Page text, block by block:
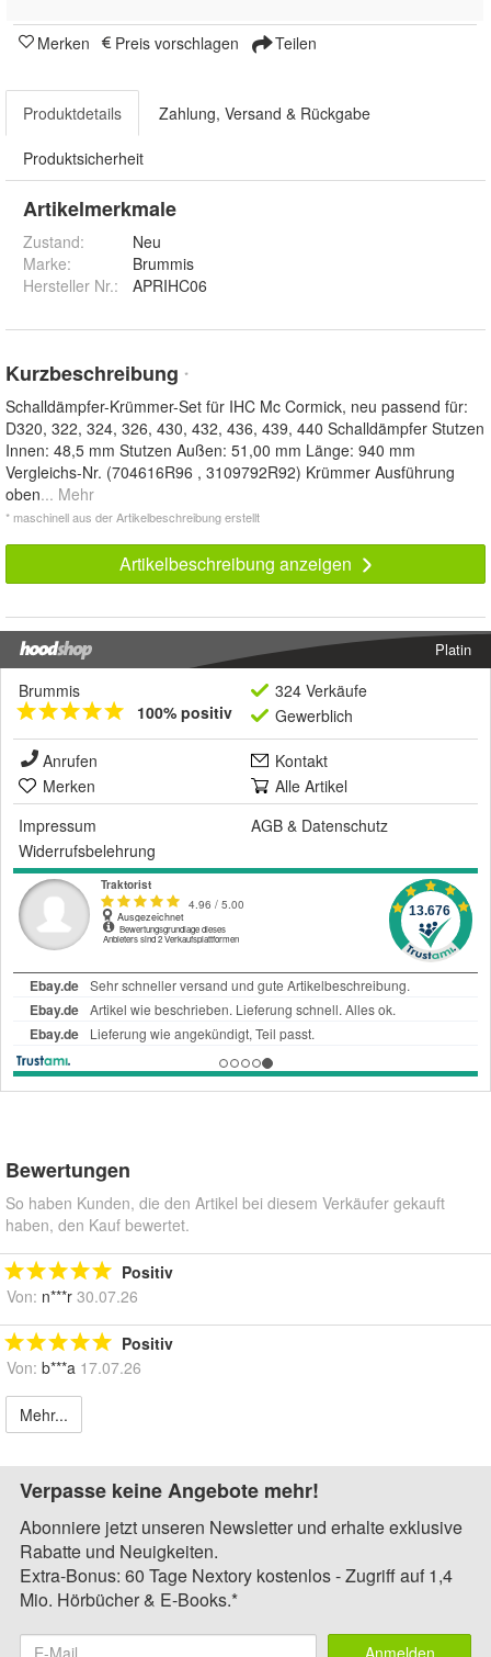
Merken Preis vorschlagen Teilen
Produktdetails Zahlung, Versand & Rückgabe
Produktsicherheit
Artikelmerkmale
Zustand:
Neu
Marke:
Brummis
Hersteller Nr.:
APRIHC06
Kurzbeschreibung *
Schalldämpfer-Krümmer-Set für IHC Mc Cormick, neu passend für:
D320, 322, 324, 326, 430, 432, 436, 439, 440 Schalldämpfer Stutzen
Innen: 48,5 mm Stutzen Außen: 51,00 mm Länge: 940 mm
Vergleichs-Nr. (704616R96 , 3109792R92) Krümmer Ausführung
oben... Mehr
* maschinell aus der Artikelbeschreibung erstellt
Artikelbeschreibung anzeigen
Platin
Brummis
100% positiv
324 Verkäufe
Gewerblich
Anrufen
Kontakt
Merken
Alle Artikel
Impressum
AGB & Datenschutz
Widerrufsbelehrung
Bewertungen
So haben Kunden, die den Artikel bei diesem Verkäufer gekauft
haben, den Kauf bewertet.
Positiv
Von: n***r 30.07.26
Positiv
Von: b***a 17.07.26
Mehr...
Verpasse keine Angebote mehr!
Abonniere jetzt unseren Newsletter und erhalte exklusive
Rabatte und Neuigkeiten.
Extra-Bonus: 60 Tage Nextory kostenlos - Zugriff auf 1,4
Mio. Hörbücher & E-Books.*